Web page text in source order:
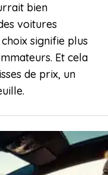
bien
voitures
signifie plus
Et cela
de prix, un